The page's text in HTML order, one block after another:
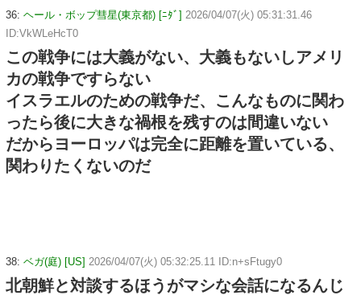
36: ヘール・ボップ彗星(東京都) [ﾆﾀﾞ] 2026/04/07(火) 05:31:31.46
ID:VkWLeHcT0
この戦争には大義がない、大義もないしアメリ
カの戦争ですらない
イスラエルのための戦争だ、こんなものに関わ
ったら後に大きな禍根を残すのは間違いない
だからヨーロッパは完全に距離を置いている、
関わりたくないのだ
38: ベガ(庭) [US] 2026/04/07(火) 05:32:25.11 ID:n+sFtugy0
北朝鮮と対談するほうがマシな会話になるんじ